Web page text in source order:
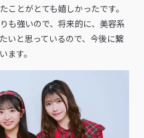
ことがとても嬉しかったです。
も強いので、将来的に、美容系
いと思っているので、今後に繋
ます。